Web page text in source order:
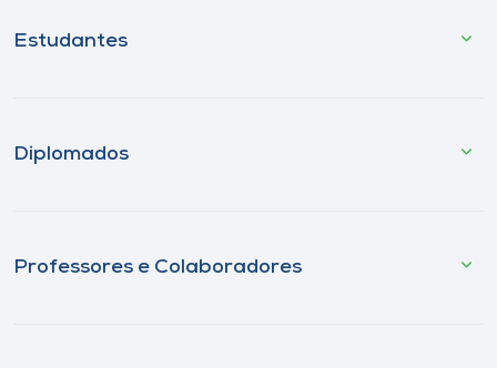
Estudantes
Diplomados
Professores e Colaboradores